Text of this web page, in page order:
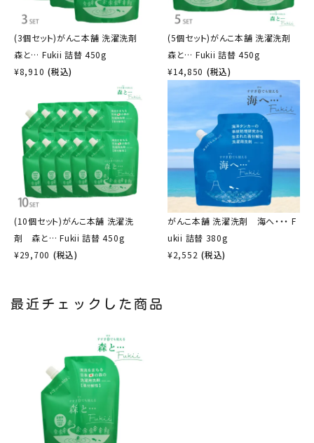
(3個セット)がんこ本舗 洗濯洗剤
森と… Fukii 詰替 450g
¥8,910 (税込)
(5個セット)がんこ本舗 洗濯洗剤
森と… Fukii 詰替 450g
¥14,850 (税込)
(10個セット)がんこ本舗 洗濯洗
剤 森と… Fukii 詰替 450g
¥29,700 (税込)
がんこ本舗 洗濯洗剤 海へ・・・ F
ukii 詰替 380g
¥2,552 (税込)
最近チェックした商品